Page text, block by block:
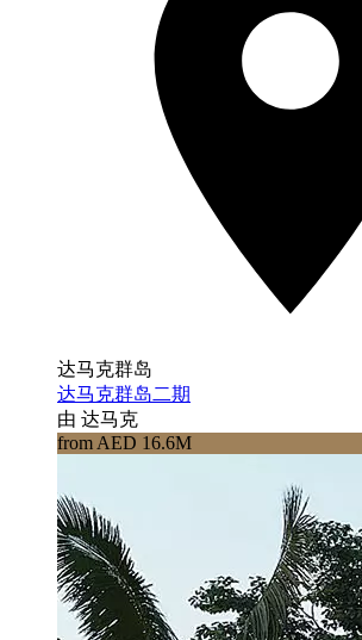
达马克群岛
达马克群岛二期
由 达马克
from AED 16.6M